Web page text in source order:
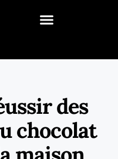
des
chocolat